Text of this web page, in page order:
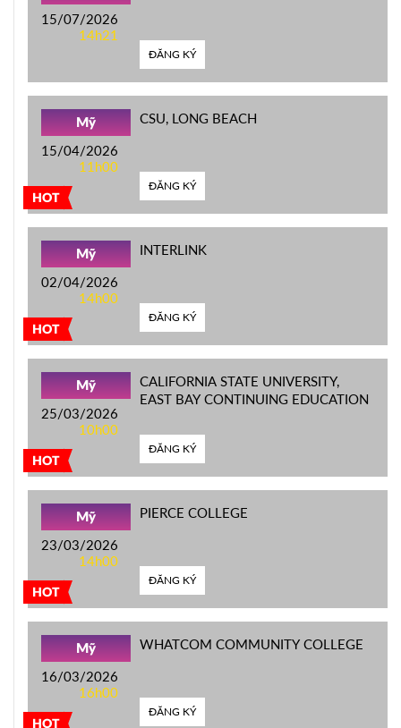
15/07/2026
14h21
ĐĂNG KÝ
HOT
Mỹ
15/04/2026
11h00
CSU, LONG BEACH
ĐĂNG KÝ
HOT
Mỹ
02/04/2026
14h00
INTERLINK
ĐĂNG KÝ
HOT
Mỹ
25/03/2026
10h00
CALIFORNIA STATE UNIVERSITY,
EAST BAY CONTINUING EDUCATION
ĐĂNG KÝ
HOT
Mỹ
23/03/2026
14h00
PIERCE COLLEGE
ĐĂNG KÝ
HOT
Mỹ
16/03/2026
16h00
WHATCOM COMMUNITY COLLEGE
ĐĂNG KÝ